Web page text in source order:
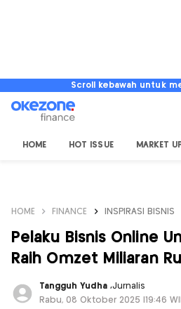
Scroll kebawah untuk
HOME HOT ISSUE MARKET
HOME FINANCE INSPIRASI BISNIS
Pelaku Bisnis Online
Raih Omzet Miliaran
Tangguh Yudha ,Jurnalis
Rabu, 08 Oktober 2025 |19:46